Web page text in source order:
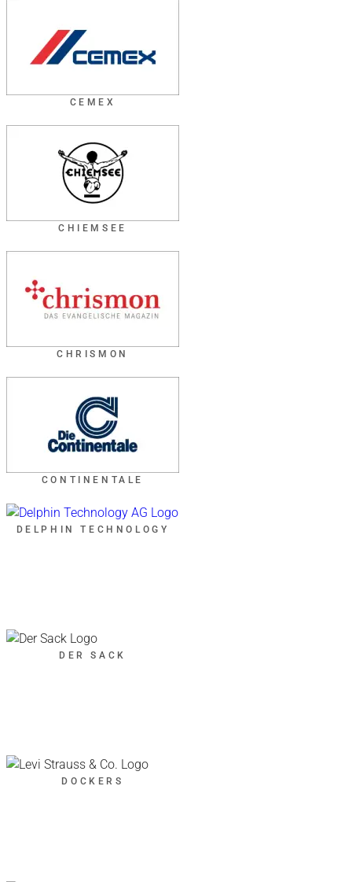
CEMEX
CHIEMSEE
CHRISMON
CONTINENTALE
DELPHIN TECHNOLOGY
DER SACK
DOCKERS